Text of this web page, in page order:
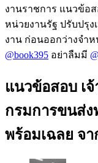
งานราชการ แนวข้อ
หน่วยงานรัฐ ปรับปรุ
งาน ก่อนออกว่างจำ
@book395 อย่าลืมมี @
แนวข้อสอบ เ
กรมการขนส่ง
พร้อมเฉลย จา